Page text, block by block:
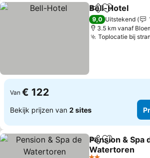
DelenToevoegen
Bell-Hotel
9,0 Uitstekend
3.5 km vanaf
Toplocatie bij
Van € 122
Bekijk prijzen van 2 sites
DelenToevoegen
Pension & Spa
Watertoren